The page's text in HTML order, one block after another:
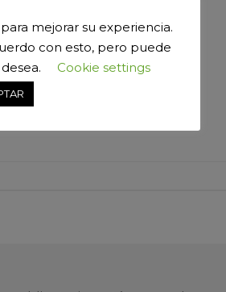
mejorar su experiencia.
con esto, pero puede
Cookie settings